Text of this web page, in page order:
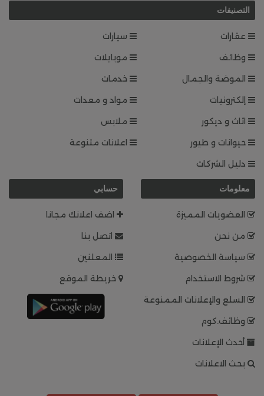
التصنيفات
عقارات
سيارات
وظائف
موبايلات
الموضة والجمال
خدمات
إلكترونيات
مواد و معدات
اثاث و ديكور
ملابس
حيوانات و طيور
اعلانات متنوعة
دليل الشركات
معلومات
العضويات المميزة
من نحن
سياسة الخصوصية
شروط الاستخدام
السلع والإعلانات الممنوعة
وظائف.كوم
أحدث الإعلانات
بحث الاعلانات
حسابي
اضف اعلانك مجانا
اتصل بنا
المعلنين
خريطة الموقع